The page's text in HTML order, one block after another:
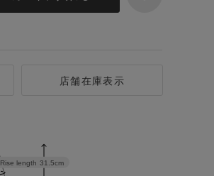
店舗在庫表示
Rise length 31.5cm